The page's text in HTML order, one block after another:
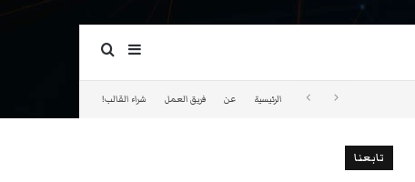
إضافة عمود جانبي
بحث عن
الرئيسية عن فريق العمل شراء القالب!
تابعنا